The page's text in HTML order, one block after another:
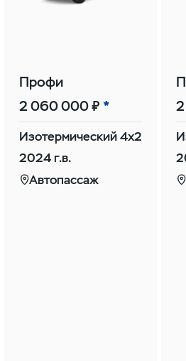
Профи
2 060 000 ₽
Изотермический 4х2
2024 г.в.
Автопассаж